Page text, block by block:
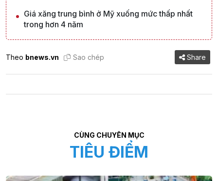
Giá xăng trung bình ở Mỹ xuống mức thấp nhất
trong hơn 4 năm
Theo bnews.vn Sao chép Share
CÙNG CHUYÊN MỤC
TIÊU ĐIỂM